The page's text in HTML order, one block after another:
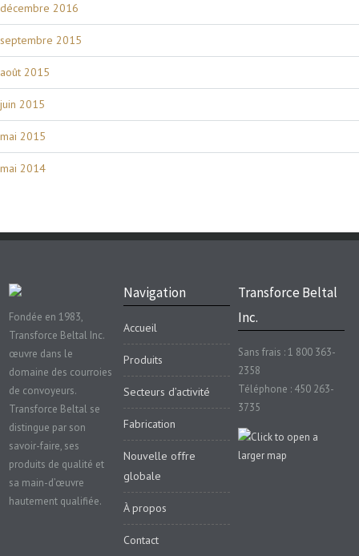
décembre 2016
septembre 2015
août 2015
juin 2015
mai 2015
mai 2014
Fondée en 1983,
Transforce Beltal Inc.
œuvre dans le
domaine des courroies
de convoyeurs.
Transforce Beltal se
distingue par son
savoir-faire, ses
produits de qualité et
sa main-d’œuvre
hautement qualifiée.
Navigation
Accueil
Produits
Secteurs d’activité
Fabrication
Nouvelle offre
globale
À propos
Contact
Transforce Beltal
Inc.
Sans frais : 1 800 363-
2358
Téléphone : 450 263-
3735